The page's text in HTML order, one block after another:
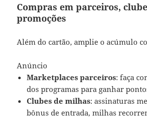
Compras em parceiros,
promoções
Além do cartão, amplie o acúmulo
Anúncio
Marketplaces parceiros: faça
dos programas para ganhar
Clubes de milhas: assinaturas
bônus de entrada, milhas